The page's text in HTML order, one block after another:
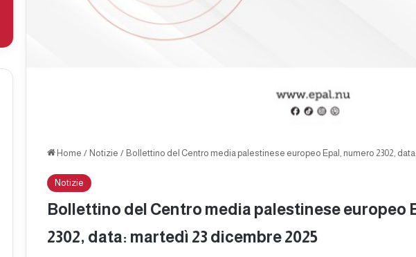
Home / Notizie / Bollettino del Centro media palestinese europeo Epal, numero 2302,
Notizie
Bollettino del Centro media palestinese europeo
2302, data: martedì 23 dicembre 2025